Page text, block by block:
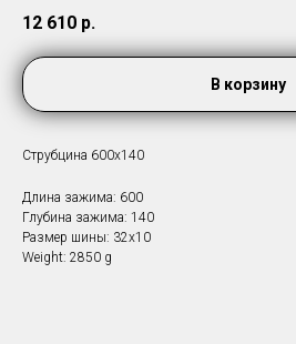
12 610 р.
В корзину
Струбцина 600х140
Длина зажима: 600
Глубина зажима: 140
Размер шины: 32x10
Weight: 2850 g